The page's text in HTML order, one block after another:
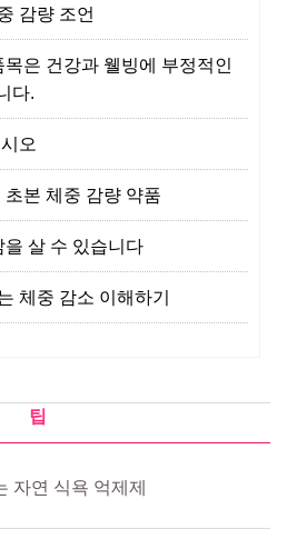
감량 조언
은 건강과 웰빙에 부정적인
다.
오
본 체중 감량 약품
살 수 있습니다
체중 감소 이해하기
팁
자연 식욕 억제제